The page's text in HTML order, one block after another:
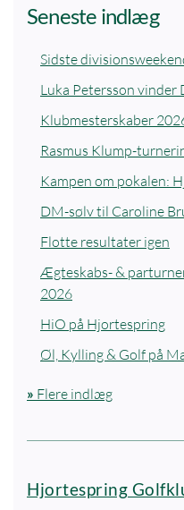
Seneste indlæg
Sidste
Luka Petersson vinder
Klubmesterskaber
Rasmus Klump-
Kampen om pokalen:
DM-sølv til Caroline
Flotte resultater igen
Ægteskabs- &
2026
HiO på Hjortespring
Øl, Kylling & Golf på
» Flere indlæg
Hjortespring